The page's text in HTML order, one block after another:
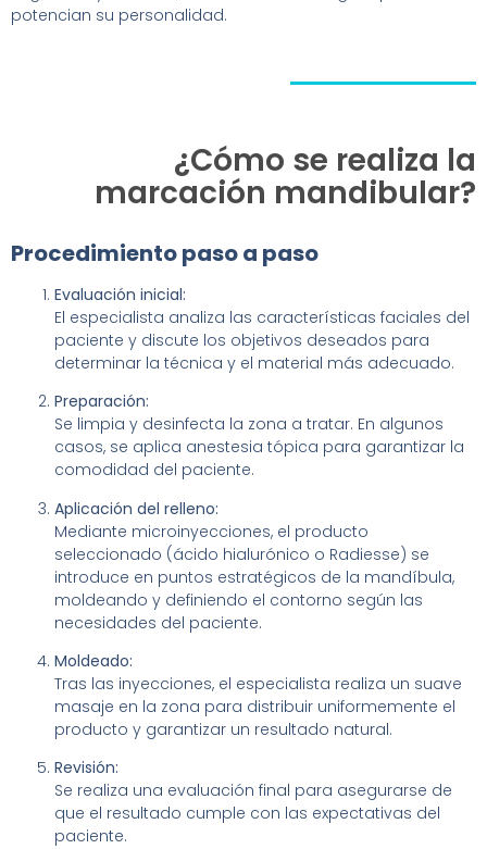
potencian su personalidad.
Procedimiento paso a paso
Evaluación inicial:
El especialista analiza las características faciales del
paciente y discute los objetivos deseados para
determinar la técnica y el material más adecuado.
Preparación:
Se limpia y desinfecta la zona a tratar. En algunos
casos, se aplica anestesia tópica para garantizar la
comodidad del paciente.
Aplicación del relleno:
Mediante microinyecciones, el producto
seleccionado (ácido hialurónico o Radiesse) se
introduce en puntos estratégicos de la mandíbula,
moldeando y definiendo el contorno según las
necesidades del paciente.
Moldeado:
Tras las inyecciones, el especialista realiza un suave
masaje en la zona para distribuir uniformemente el
producto y garantizar un resultado natural.
Revisión:
Se realiza una evaluación final para asegurarse de
que el resultado cumple con las expectativas del
paciente.
¿Cómo se realiza la
marcación mandibular?